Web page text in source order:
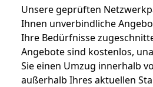
Unsere geprüften
Ihnen unverbindliche
Ihre Bedürfnisse
Angebote sind kostenlos,
Sie einen Umzug innerhalb
außerhalb Ihres aktuellen